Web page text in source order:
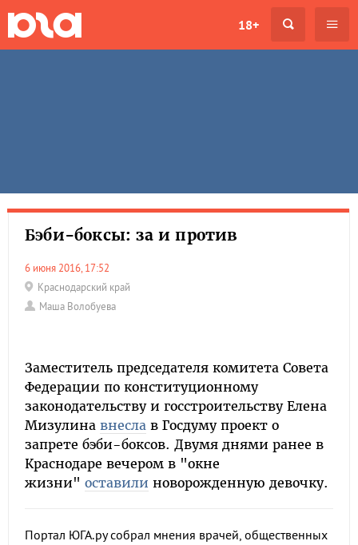
18+
Бэби-боксы: за и против
6 июня 2016, 17:52
Краснодарский край
Маша Волобуева
Заместитель председателя комитета Совета
Федерации по конституционному
законодательству и госстроительству Елена
Мизулина внесла в Госдуму проект о
запрете бэби-боксов. Двумя днями ранее в
Краснодаре вечером в "окне
жизни" оставили новорожденную девочку.
Портал ЮГА.ру собрал мнения врачей, общественных